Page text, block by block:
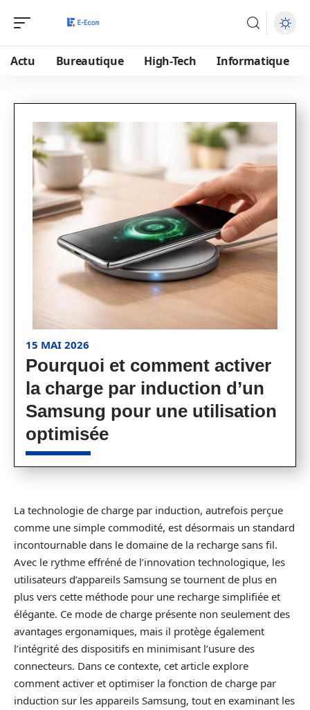
Actu Bureautique High-Tech Informatique
15 MAI 2026
Pourquoi et comment activer
la charge par induction d’un
Samsung pour une utilisation
optimisée
La technologie de charge par induction, autrefois perçue
comme une simple commodité, est désormais un standard
incontournable dans le domaine de la recharge sans fil.
Avec le rythme effréné de l’innovation technologique, les
utilisateurs d’appareils Samsung se tournent de plus en
plus vers cette méthode pour une recharge simplifiée et
élégante. Ce mode de charge présente non seulement des
avantages ergonamiques, mais il protège également
l’intégrité des dispositifs en minimisant l’usure des
connecteurs. Dans ce contexte, cet article explore
comment activer et optimiser la fonction de charge par
induction sur les appareils Samsung, tout en examinant les